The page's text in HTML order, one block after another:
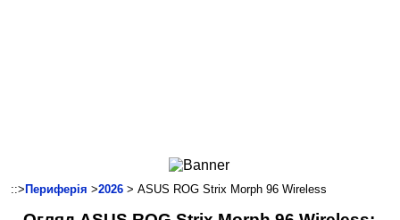
Смартфони
Комунікації
::> Периферія >2026 > ASUS ROG Strix Morph 96 Wireless